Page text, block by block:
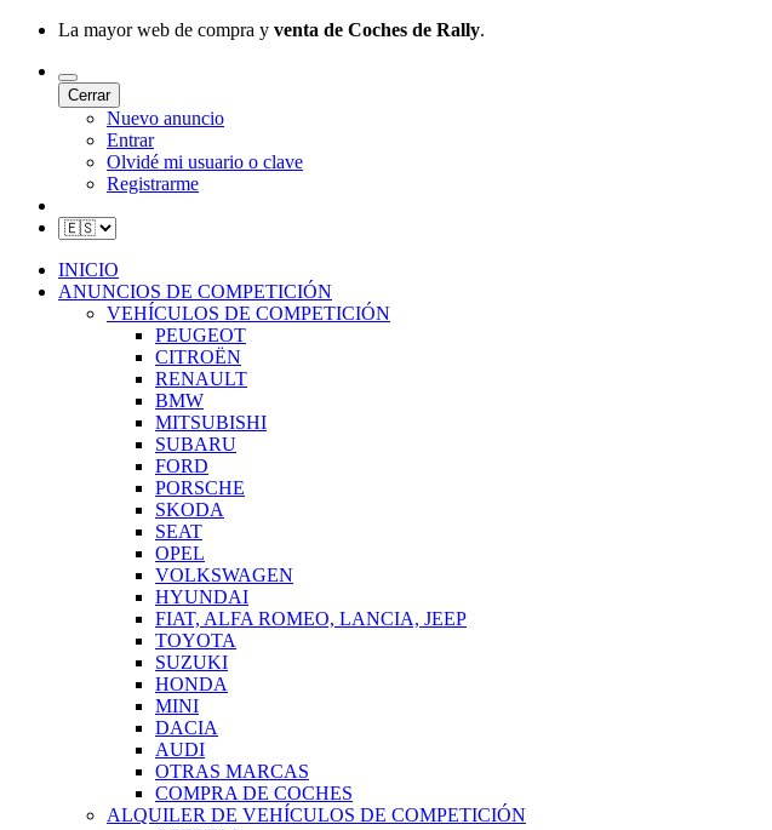
La mayor web de compra y venta de Coches de Rally.
Cerrar
Nuevo anuncio
Entrar
Olvidé mi usuario o clave
Registrarme
INICIO
ANUNCIOS DE COMPETICIÓN
VEHÍCULOS DE COMPETICIÓN
PEUGEOT
CITROËN
RENAULT
BMW
MITSUBISHI
SUBARU
FORD
PORSCHE
SKODA
SEAT
OPEL
VOLKSWAGEN
HYUNDAI
FIAT, ALFA ROMEO, LANCIA, JEEP
TOYOTA
SUZUKI
HONDA
MINI
DACIA
AUDI
OTRAS MARCAS
COMPRA DE COCHES
ALQUILER DE VEHÍCULOS DE COMPETICIÓN